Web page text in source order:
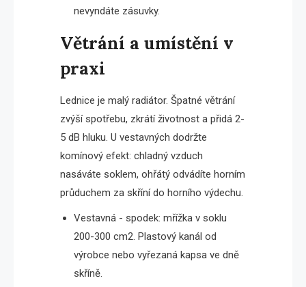
nevyndáte zásuvky.
Větrání a umístění v
praxi
Lednice je malý radiátor. Špatné větrání
zvýší spotřebu, zkrátí životnost a přidá 2-
5 dB hluku. U vestavných dodržte
komínový efekt: chladný vzduch
nasáváte soklem, ohřátý odvádíte horním
průduchem za skříní do horního výdechu.
Vestavná - spodek: mřížka v soklu
200-300 cm2. Plastový kanál od
výrobce nebo vyřezaná kapsa ve dně
skříně.